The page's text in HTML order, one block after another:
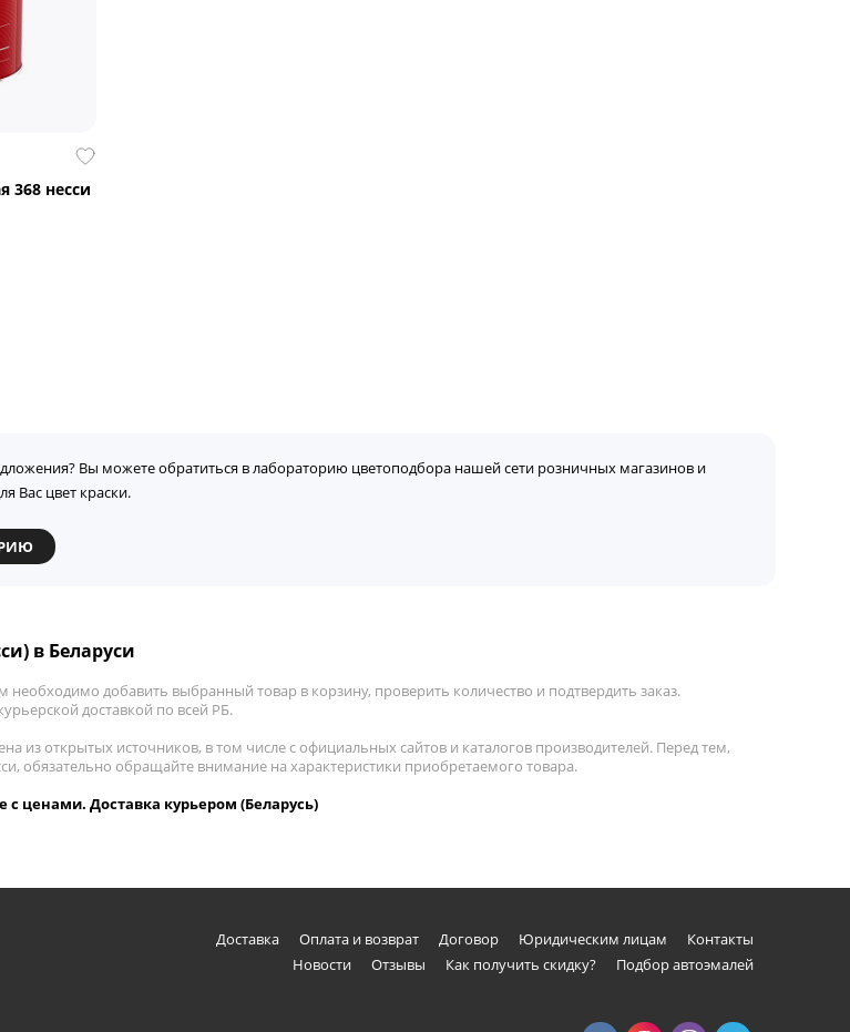
368 несси
Вы можете обратиться в лабораторию цветоподбора нашей сети розничных магазинов и
Вас цвет краски.
в Беларуси
необходимо добавить выбранный товар в корзину, проверить количество и подтвердить заказ.
доставкой по всей РБ.
из открытых источников, в том числе с официальных сайтов и каталогов производителей. Перед тем,
обязательно обращайте внимание на характеристики приобретаемого товара.
с ценами. Доставка курьером (Беларусь)
Доставка Оплата и возврат Договор Юридическим лицам
Контакты
Новости
Отзывы Как получить скидку? Подбор автоэмалей